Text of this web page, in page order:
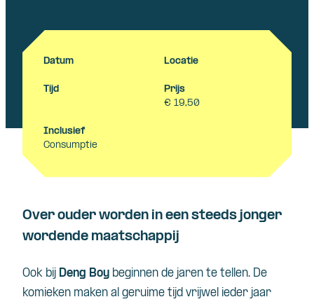
Datum Locatie
Tijd
Prijs
€ 19,50
Inclusief
Consumptie
Over ouder worden in een steeds jonger
wordende maatschappij
Ook bij Deng Boy beginnen de jaren te tellen. De
komieken maken al geruime tijd vrijwel ieder jaar